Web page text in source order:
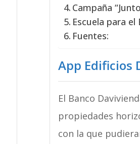
Campaña
Escuela para
Fuentes:
App Edificios
El Banco
propiedades
con la que